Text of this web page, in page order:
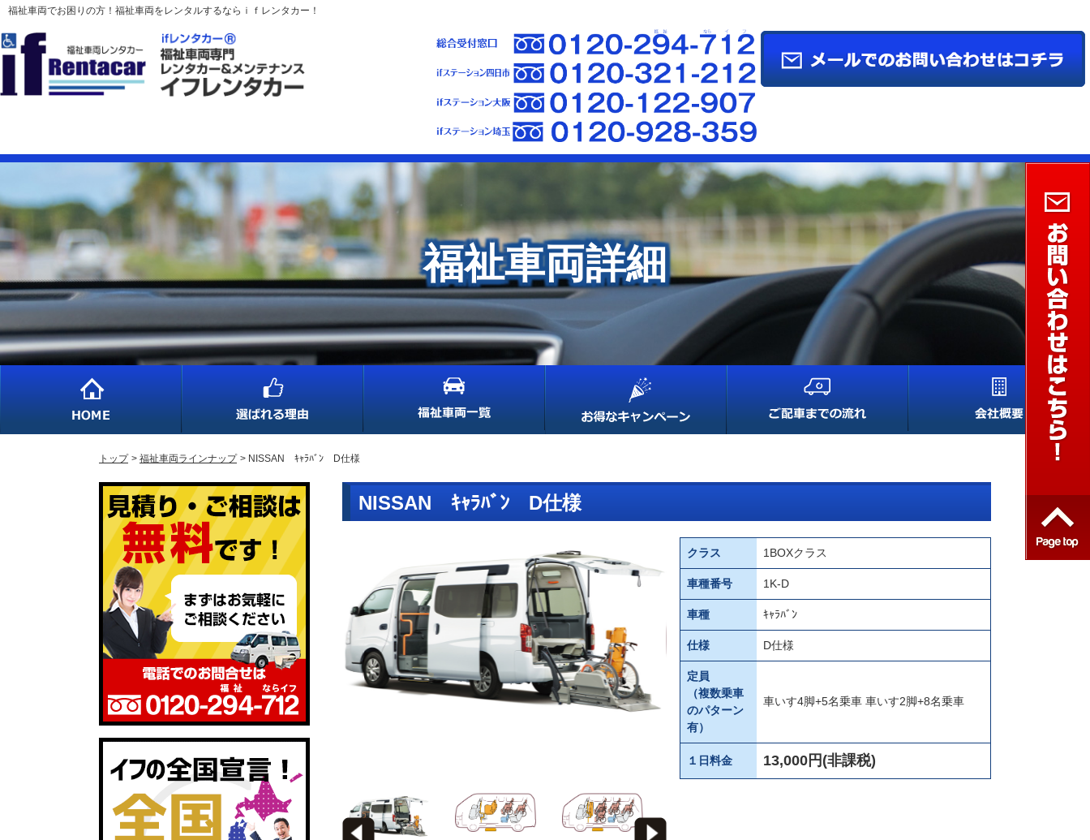
福祉車両でお困りの方！福祉車両をレンタルするならｉｆレンタカー！
福祉車両詳細
トップ 福祉車両ラインナップ NISSAN ｷｬﾗﾊﾞﾝ D仕様
NISSAN ｷｬﾗﾊﾞﾝ D仕様
クラス 1BOXクラス
車種番号 1K-D
車種 ｷｬﾗﾊﾞﾝ
仕様 D仕様
定員
（複数乗車
のパターン
有）
車いす4脚+5名乗車 車いす2脚+8名乗車
１日料金 13,000円(非課税)